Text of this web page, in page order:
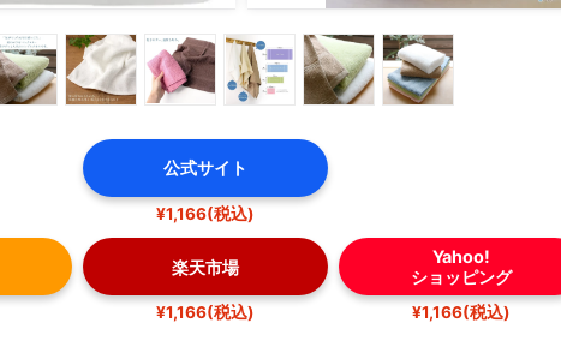
公式サイト
¥1,166(税込)
楽天市場
¥1,166(税込)
Yahoo!
ショッピング
¥1,166(税込)